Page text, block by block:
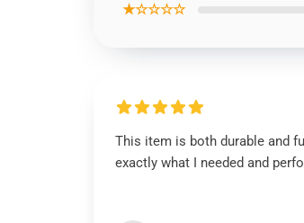
★☆☆☆☆
This item is both durable and
exactly what I needed and